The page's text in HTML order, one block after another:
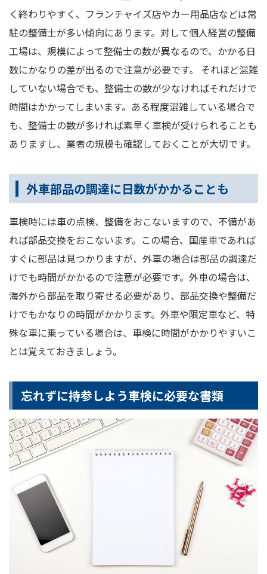
く終わりやすく、フランチャイズ店やカー用品店などは常
駐の整備士が多い傾向にあります。対して個人経営の整備
工場は、規模によって整備士の数が異なるので、かかる日
数にかなりの差が出るので注意が必要です。 それほど混雑
していない場合でも、整備士の数が少なければそれだけで
時間はかかってしまいます。ある程度混雑している場合で
も、整備士の数が多ければ素早く車検が受けられることも
ありますし、業者の規模も確認しておくことが大切です。
外車部品の調達に日数がかかることも
車検時には車の点検、整備をおこないますので、不備があ
れば部品交換をおこないます。この場合、国産車であれば
すぐに部品は見つかりますが、外車の場合は部品の調達だ
けでも時間がかかるので注意が必要です。外車の場合は、
海外から部品を取り寄せる必要があり、部品交換や整備だ
けでもかなりの時間がかかります。外車や限定車など、特
殊な車に乗っている場合は、車検に時間がかかりやすいこ
とは覚えておきましょう。
忘れずに持参しよう車検に必要な書類